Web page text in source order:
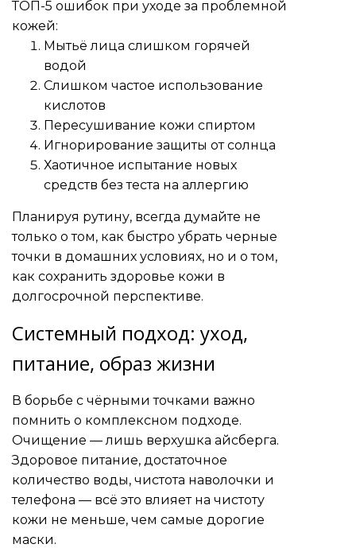
ТОП-5 ошибок при уходе за проблемной
кожей:
Мытьё лица слишком горячей
водой
Слишком частое использование
кислотов
Пересушивание кожи спиртом
Игнорирование защиты от солнца
Хаотичное испытание новых
средств без теста на аллергию
Планируя рутину, всегда думайте не
только о том, как быстро убрать черные
точки в домашних условиях, но и о том,
как сохранить здоровье кожи в
долгосрочной перспективе.
Системный подход: уход,
питание, образ жизни
В борьбе с чёрными точками важно
помнить о комплексном подходе.
Очищение — лишь верхушка айсберга.
Здоровое питание, достаточное
количество воды, чистота наволочки и
телефона — всё это влияет на чистоту
кожи не меньше, чем самые дорогие
маски.